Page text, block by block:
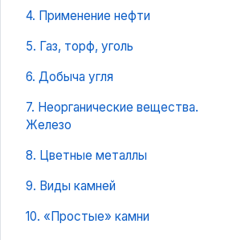
4. Применение нефти
5. Газ, торф, уголь
6. Добыча угля
7. Неорганические вещества.
Железо
8. Цветные металлы
9. Виды камней
10. «Простые» камни